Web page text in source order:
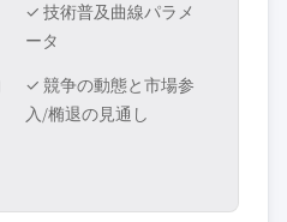
✓ 技術普及曲線パラメ
ータ
✓ 競争の動態と市場参
入/椭退の見通し